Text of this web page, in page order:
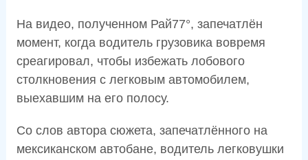
На видео, полученном Рай77°, запечатлён
момент, когда водитель грузовика вовремя
среагировал, чтобы избежать лобового
столкновения с легковым автомобилем,
выехавшим на его полосу.
Со слов автора сюжета, запечатлённого на
мексиканском автобане, водитель легковушки